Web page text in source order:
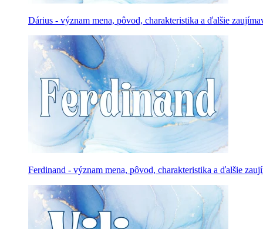
Dárius - význam mena, pôvod, charakteristika a ďalšie
Ferdinand - význam mena, pôvod, charakteristika a ďalšie